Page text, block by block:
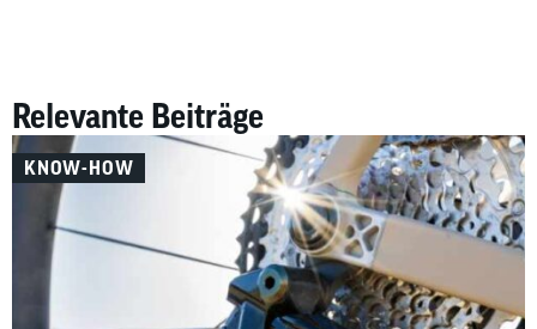
Relevante Beiträge
KNOW-HOW